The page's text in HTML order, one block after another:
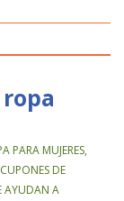
PARA MUJERES,
DE
AYUDAN A